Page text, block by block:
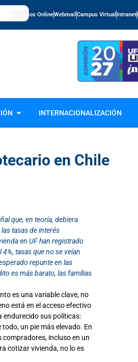
Servicios OnlineWebmail Campus Virtual Intranet
INTERNACIONALIZACIÓN
en Chile
que, en teoría, debiera
tasas de interés
en UF han registrado
tasas que no se veían
repunte en las
es más barato, las familias
es una variable clave, no
está en el acceso efectivo
endurecido sus políticas:
un pie más elevado. En
incluso en un
cotizar vivienda, no lo es